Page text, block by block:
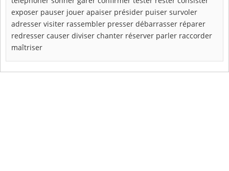
exposer pauser jouer apaiser présider puiser survoler
adresser visiter rassembler presser débarrasser réparer
redresser causer diviser chanter réserver parler raccorder
maîtriser